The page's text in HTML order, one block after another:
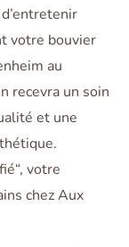
votre bouvier
au
recevra un soin
et une
votre
chez Aux